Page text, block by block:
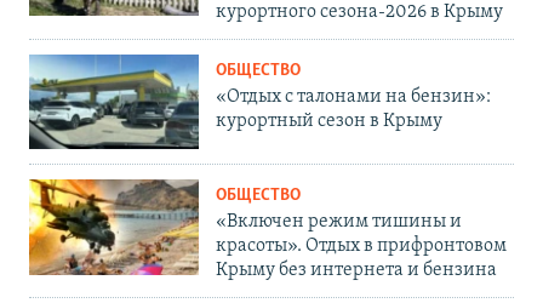
курортного сезона-2026 в Крыму
ОБЩЕСТВО
«Отдых с талонами на бензин»:
курортный сезон в Крыму
ОБЩЕСТВО
«Включен режим тишины и
красоты». Отдых в прифронтовом
Крыму без интернета и бензина